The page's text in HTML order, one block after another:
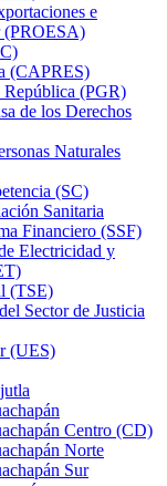
e
(PROESA)
(CAPRES)
República (PGR)
de los Derechos
Naturales
(SC)
Sanitaria
Financiero (SSF)
Electricidad y
(TSE)
Sector de Justicia
(UES)
Centro (CD)
Norte
Sur